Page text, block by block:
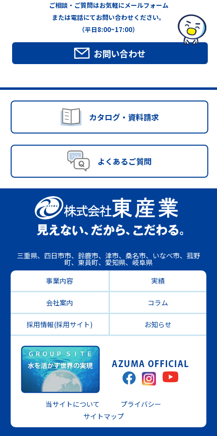
ご相談・ご質問はお気軽にメールフォーム
または電話にてお問い合わせください。
（平日8:00~17:00）
お問い合わせ
カタログ・資料請求
よくあるご質問
三重県、四日市市、鈴鹿市、津市、桑名市、いなべ市、菰野
町、東員町、愛知県、岐阜県
事業内容
実績
会社案内 コラム
採用情報(採用サイト) お知らせ
当サイトについて
プライバシー
サイトマップ